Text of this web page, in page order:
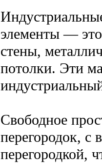
элементы —
стены,
потолки. Эти
Свободное
перегородок,
перегородкой,